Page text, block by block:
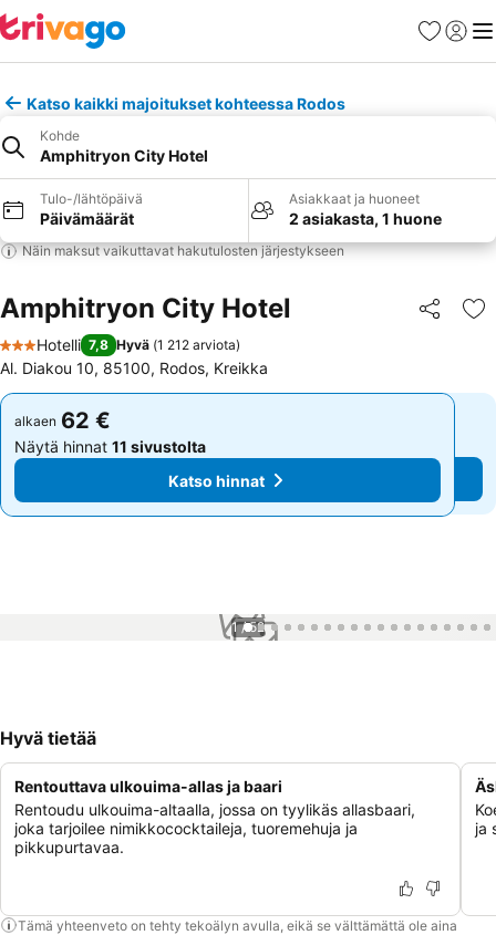
Suosikit
Katso kaikki majoitukset kohteessa Rodos
Kohde
Amphitryon City Hotel
Tulo-/lähtöpäivä
Päivämäärät
Asiakkaat ja huoneet
2 asiakasta, 1 huone
Näin maksut vaikuttavat hakutulosten järjestykseen
Amphitryon City Hotel Jaa
3 Tähtiluokitus
Hotelli 7,8 Hyvä (1 212 arviota)
Al. Diakou 10, 85100, Rodos, Kreikka
alkaen 62 €
Näytä hinnat 11 sivustolta
Katso hinnat
alkaen 62 €
Näytä hinnat 11 sivustolta
Katso hinnat
1 / 52
Hyvä tietää
Rentouttava ulkouima-allas ja baari
Rentoudu ulkouima-altaalla, jossa on tyylikäs allasbaari,
joka tarjoilee nimikkococktaileja, tuoremehuja ja
pikkupurtavaa.
ja
Tämä yhteenveto on tehty tekoälyn avulla, eikä se välttämättä ole aina